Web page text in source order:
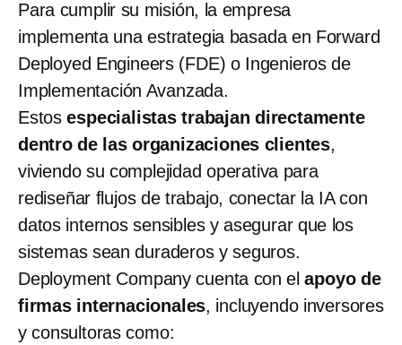
Para cumplir su misión, la empresa
implementa una estrategia basada en Forward
Deployed Engineers (FDE) o Ingenieros de
Implementación Avanzada.
Estosespecialistas trabajan directamente
dentro de las organizaciones clientes,
viviendo su complejidad operativa para
rediseñar flujos de trabajo, conectar la IA con
datos internos sensibles y asegurar que los
sistemas sean duraderos y seguros.
Deployment Company cuenta con elapoyo de
firmas internacionales, incluyendo inversores
y consultoras como: